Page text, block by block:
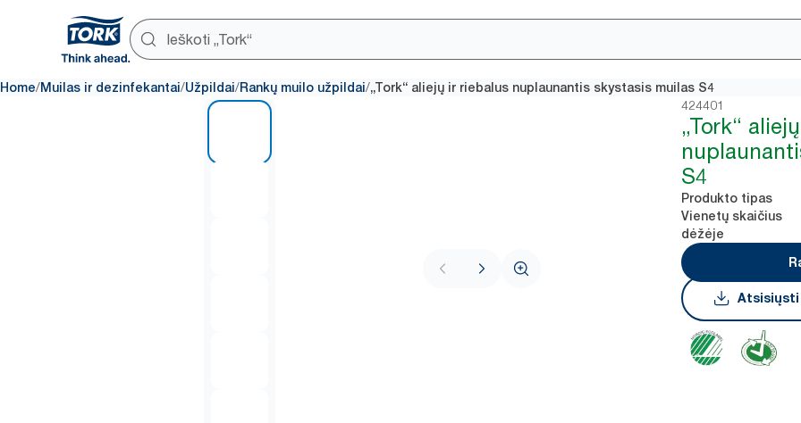
Home/Muilas ir dezinfekantai/Užpildai/Rankų muilo užpildai/„Tork“ aliejų ir riebalus nuplaunantis skystasis muilas S4
424401
„Tork“
S4
Produkto tipas
Vienetų skaičius
dėžėje
Atsisiųsti